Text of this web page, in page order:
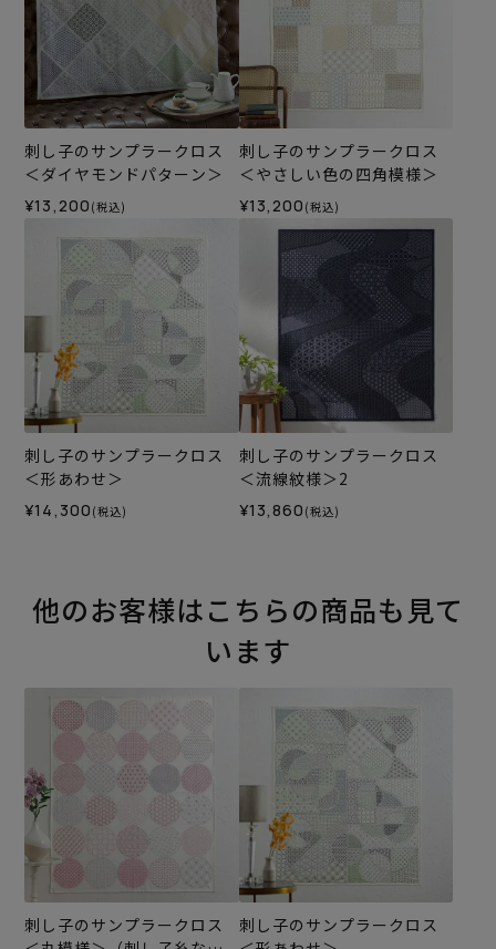
刺し子のサンプラークロス
＜ダイヤモンドパターン＞
¥13,200 (税込)
刺し子のサンプラークロス
＜やさしい色の四角模様＞
¥13,200 (税込)
刺し子のサンプラークロス
＜形あわせ＞
¥14,300 (税込)
刺し子のサンプラークロス
＜流線紋様＞2
¥13,860 (税込)
他のお客様はこちらの商品も見て
います
刺し子のサンプラークロス
刺し子のサンプラークロス